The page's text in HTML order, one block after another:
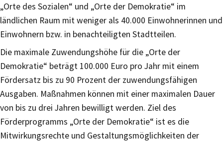
„Orte des Sozialen“ und „Orte der Demokratie“ im
ländlichen Raum mit weniger als 40.000 Einwohnerinnen und
Einwohnern bzw. in benachteiligten Stadtteilen.
Die maximale Zuwendungshöhe für die „Orte der
Demokratie“ beträgt 100.000 Euro pro Jahr mit einem
Fördersatz bis zu 90 Prozent der zuwendungsfähigen
Ausgaben. Maßnahmen können mit einer maximalen Dauer
von bis zu drei Jahren bewilligt werden. Ziel des
Förderprogramms „Orte der Demokratie“ ist es die
Mitwirkungsrechte und Gestaltungsmöglichkeiten der